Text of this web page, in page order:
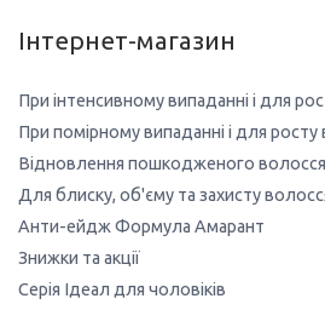
Інтернет-магазин
При інтенсивному випаданні і для
При помірному випаданні і для росту
Відновлення пошкодженого волосся
Для блиску, об'єму та захисту
Анти-ейдж Формула Амарант
Знижки та акції
Серія Ідеал для чоловіків